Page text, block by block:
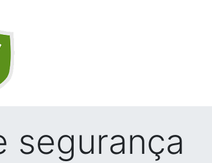
segurança